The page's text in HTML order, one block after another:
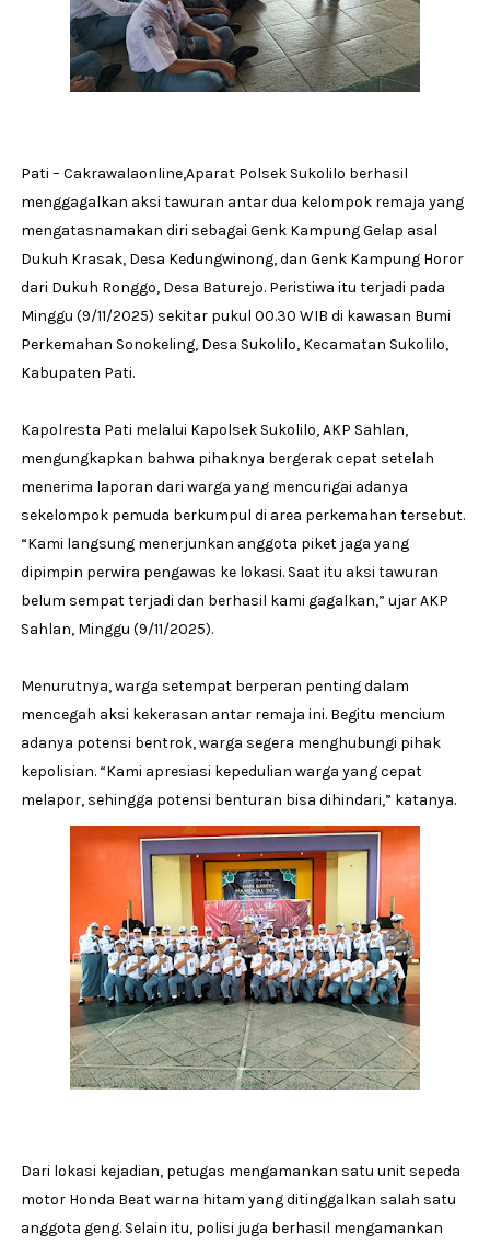
Pati – Cakrawalaonline,Aparat Polsek Sukolilo berhasil
menggagalkan aksi tawuran antar dua kelompok remaja yang
mengatasnamakan diri sebagai Genk Kampung Gelap asal
Dukuh Krasak, Desa Kedungwinong, dan Genk Kampung Horor
dari Dukuh Ronggo, Desa Baturejo. Peristiwa itu terjadi pada
Minggu (9/11/2025) sekitar pukul 00.30 WIB di kawasan Bumi
Perkemahan Sonokeling, Desa Sukolilo, Kecamatan Sukolilo,
Kabupaten Pati.
Kapolresta Pati melalui Kapolsek Sukolilo, AKP Sahlan,
mengungkapkan bahwa pihaknya bergerak cepat setelah
menerima laporan dari warga yang mencurigai adanya
sekelompok pemuda berkumpul di area perkemahan tersebut.
“Kami langsung menerjunkan anggota piket jaga yang
dipimpin perwira pengawas ke lokasi. Saat itu aksi tawuran
belum sempat terjadi dan berhasil kami gagalkan,” ujar AKP
Sahlan, Minggu (9/11/2025).
Menurutnya, warga setempat berperan penting dalam
mencegah aksi kekerasan antar remaja ini. Begitu mencium
adanya potensi bentrok, warga segera menghubungi pihak
kepolisian. “Kami apresiasi kepedulian warga yang cepat
melapor, sehingga potensi benturan bisa dihindari,” katanya.
Dari lokasi kejadian, petugas mengamankan satu unit sepeda
motor Honda Beat warna hitam yang ditinggalkan salah satu
anggota geng. Selain itu, polisi juga berhasil mengamankan